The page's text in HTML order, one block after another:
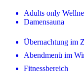
Adults only
Damensauna
Übernachtung im
Abendmenü im
Fitnessbereich